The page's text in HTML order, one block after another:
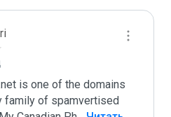
is one of the domains
family of spamvertised